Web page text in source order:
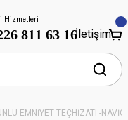
Hizmetleri
811 63 16İletişim
EMNİYET TEÇHİZATI -